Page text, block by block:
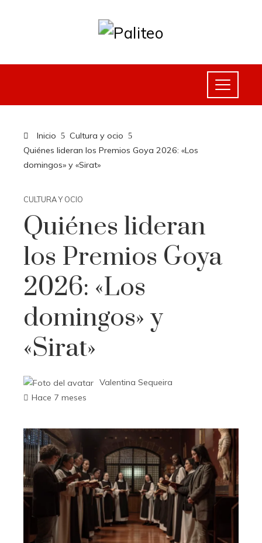
Inicio
Cultura y ocio
Quiénes lideran los Premios Goya 2026: «Los
domingos» y «Sirat»
CULTURA Y OCIO
Quiénes lideran
los Premios Goya
2026: «Los
domingos» y
«Sirat»
Valentina Sequeira
Hace 7 meses